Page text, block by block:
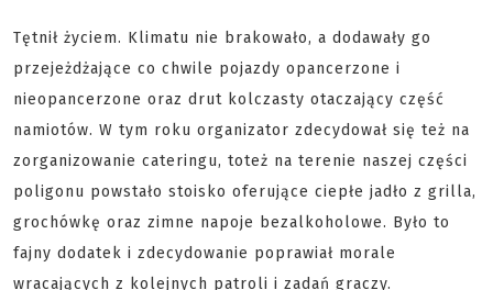
Tętnił życiem. Klimatu nie brakowało, a dodawały go
przejeżdżające co chwile pojazdy opancerzone i
nieopancerzone oraz drut kolczasty otaczający część
namiotów. W tym roku organizator zdecydował się też na
zorganizowanie cateringu, toteż na terenie naszej części
poligonu powstało stoisko oferujące ciepłe jadło z grilla,
grochówkę oraz zimne napoje bezalkoholowe. Było to
fajny dodatek i zdecydowanie poprawiał morale
wracających z kolejnych patroli i zadań graczy.